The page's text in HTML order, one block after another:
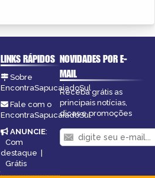
LINKS RÁPIDOS
Sobre
EncontraSapucaiadoSul
Fale com o
EncontraSapucaiadoSul
ANUNCIE:
Com
destaque |
Grátis
NOVIDADES POR E-
MAIL
Receba grátis as
principais notícias,
dicas e promoções